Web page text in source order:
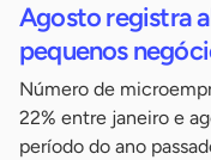
Agosto registra
pequenos
Número de
22% entre janeiro e
período do ano